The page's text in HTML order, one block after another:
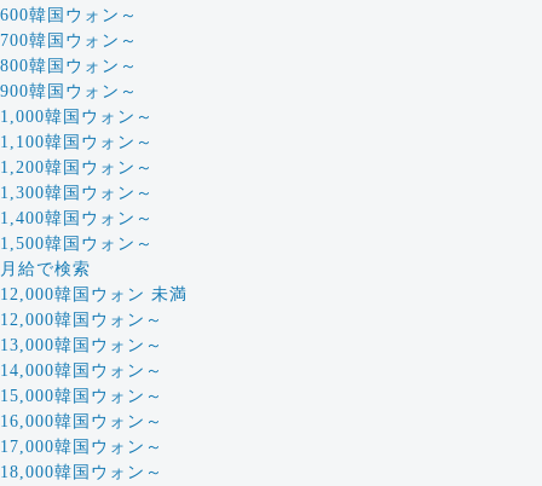
600韓国ウォン～
700韓国ウォン～
800韓国ウォン～
900韓国ウォン～
1,000韓国ウォン～
1,100韓国ウォン～
1,200韓国ウォン～
1,300韓国ウォン～
1,400韓国ウォン～
1,500韓国ウォン～
月給で検索
12,000韓国ウォン 未満
12,000韓国ウォン～
13,000韓国ウォン～
14,000韓国ウォン～
15,000韓国ウォン～
16,000韓国ウォン～
17,000韓国ウォン～
18,000韓国ウォン～